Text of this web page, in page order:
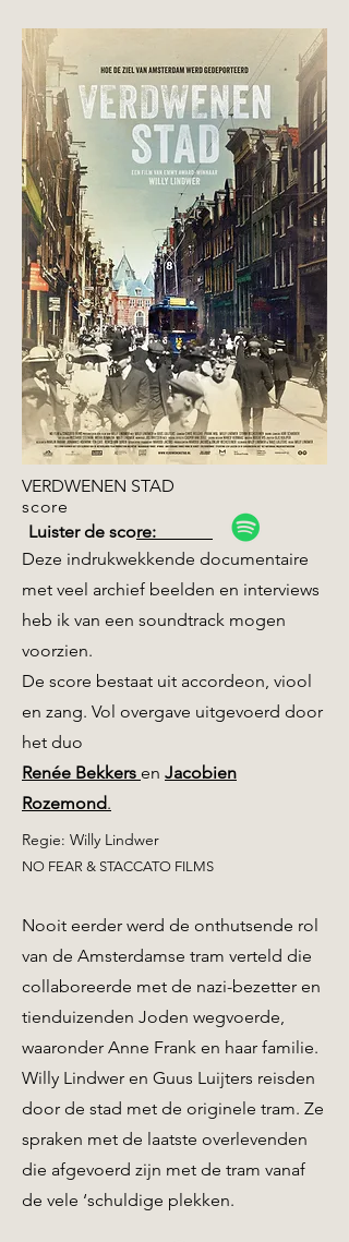
VERDWENEN STAD
score
Deze indrukwekkende documentaire
met veel archief beelden en interviews
heb ik van een soundtrack mogen
voorzien.
De score bestaat uit accordeon, viool
en zang. Vol overgave uitgevoerd door
het duo
Renée Bekkers en Jacobien
Rozemond.
Nooit eerder werd de onthutsende rol
van de Amsterdamse tram verteld die
collaboreerde met de nazi-bezetter en
tienduizenden Joden wegvoerde,
waaronder Anne Frank en haar familie.
Willy Lindwer en Guus Luijters reisden
door de stad met de originele tram. Ze
spraken met de laatste overlevenden
die afgevoerd zijn met de tram vanaf
de vele ‘schuldige plekken.
Luister de score:
Regie: Willy Lindwer
NO FEAR & STACCATO FILMS